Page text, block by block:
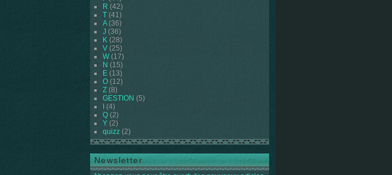
R (42)
T (41)
A(36)
J (36)
K (28)
V (25)
W(17)
N (15)
E (13)
O (12)
Z (8)
GESTION (5)
(4)
Q (2)
Y (2)
quizz (2)
Newsletter